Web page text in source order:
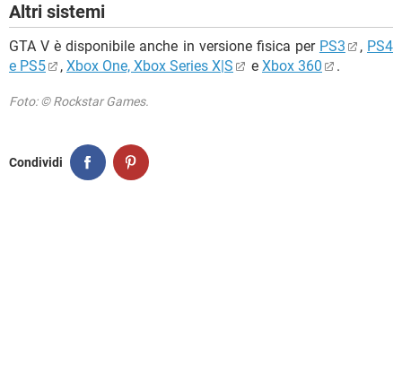
Altri sistemi
GTA V è disponibile anche in versione fisica per PS3 , PS4
e PS5
, Xbox One, Xbox Series X|S e Xbox 360 .
Foto: © Rockstar Games.
Condividi